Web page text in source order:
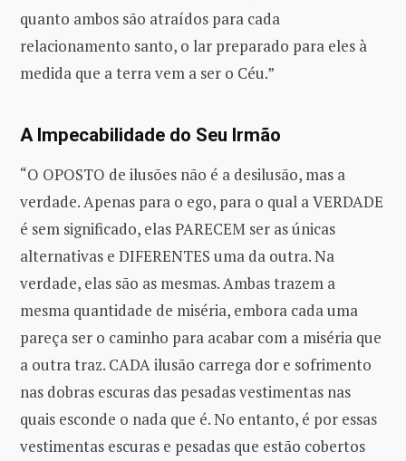
quanto ambos são atraídos para cada
relacionamento santo, o lar preparado para eles à
medida que a terra vem a ser o Céu.”
A Impecabilidade do Seu Irmão
“O OPOSTO de ilusões não é a desilusão, mas a
verdade. Apenas para o ego, para o qual a VERDADE
é sem significado, elas PARECEM ser as únicas
alternativas e DIFERENTES uma da outra. Na
verdade, elas são as mesmas. Ambas trazem a
mesma quantidade de miséria, embora cada uma
pareça ser o caminho para acabar com a miséria que
a outra traz. CADA ilusão carrega dor e sofrimento
nas dobras escuras das pesadas vestimentas nas
quais esconde o nada que é. No entanto, é por essas
vestimentas escuras e pesadas que estão cobertos